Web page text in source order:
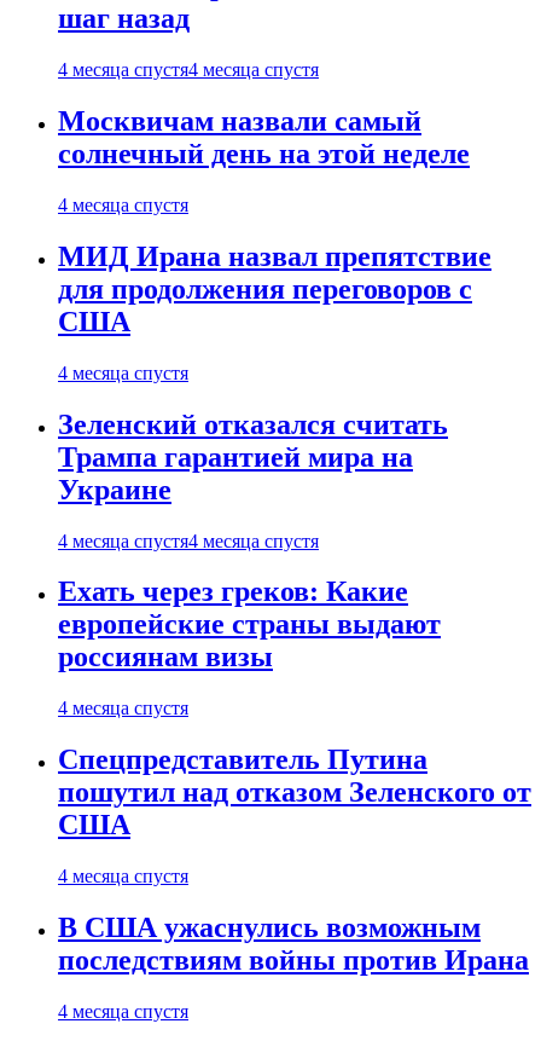
шаг назад
4 месяца спустя4 месяца спустя
Москвичам назвали самый
солнечный день на этой неделе
4 месяца спустя
МИД Ирана назвал препятствие
для продолжения переговоров с
США
4 месяца спустя
Зеленский отказался считать
Трампа гарантией мира на
Украине
4 месяца спустя4 месяца спустя
Ехать через греков: Какие
европейские страны выдают
россиянам визы
4 месяца спустя
Спецпредставитель Путина
пошутил над отказом Зеленского от
США
4 месяца спустя
В США ужаснулись возможным
последствиям войны против Ирана
4 месяца спустя